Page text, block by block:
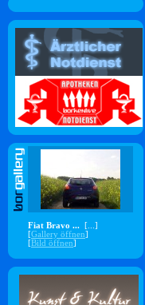
Fiat Bravo ...
[...]
[Gallery öffnen]
[Bild öffnen]